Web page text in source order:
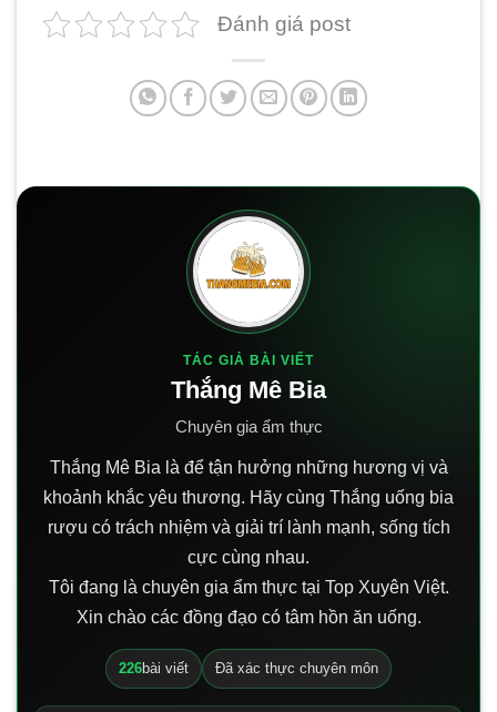
Đánh giá post
TÁC GIẢ BÀI VIẾT
Thắng Mê Bia
Chuyên gia ẩm thực
Thắng Mê Bia là để tận hưởng những hương vị và
khoảnh khắc yêu thương. Hãy cùng Thắng uống bia
rượu có trách nhiệm và giải trí lành mạnh, sống tích
cực cùng nhau.
Tôi đang là chuyên gia ẩm thực tại Top Xuyên Việt.
Xin chào các đồng đạo có tâm hồn ăn uống.
226bài viết Đã xác thực chuyên môn